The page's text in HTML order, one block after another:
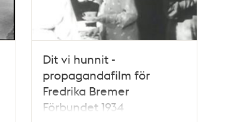
Dit vi hunnit -
propagandafilm för
Fredrika Bremer
Förbundet 1934